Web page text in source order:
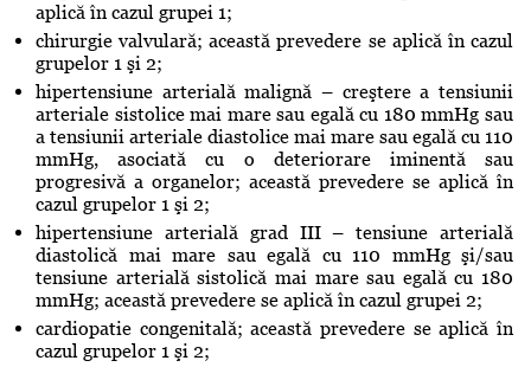
aplică în cazul grupei 1;
chirurgie valvulară; această prevedere se aplică în cazul
grupelor 1 şi 2;
hipertensiune arterială malignă – creştere a tensiunii
arteriale sistolice mai mare sau egală cu 180 mmHg sau
a tensiunii arteriale diastolice mai mare sau egală cu 110
mmHg, asociată cu o deteriorare iminentă sau
progresivă a organelor; această prevedere se aplică în
cazul grupelor 1 şi 2;
hipertensiune arterială grad III – tensiune arterială
diastolică mai mare sau egală cu 110 mmHg şi/sau
tensiune arterială sistolică mai mare sau egală cu 180
mmHg; această prevedere se aplică în cazul grupei 2;
cardiopatie congenitală; această prevedere se aplică în
cazul grupelor 1 şi 2;